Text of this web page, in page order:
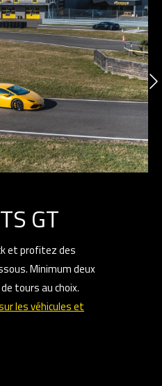
GT
et profitez des
Minimum deux
tours au choix.
les véhicules et